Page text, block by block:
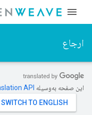
ارجاع
این صفحه به‌وسیله